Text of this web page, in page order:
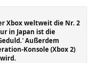
Xbox weltweit die Nr. 2
in Japan ist die
Außerdem
Konsole (Xbox 2)